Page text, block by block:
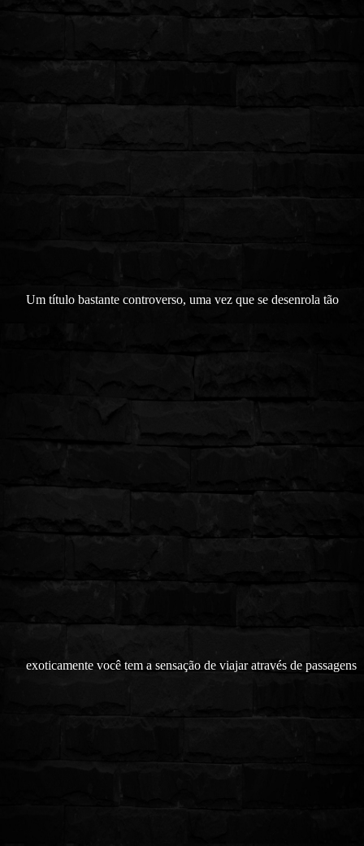
Um título bastante controverso, uma vez que se desenrola tão
exoticamente você tem a sensação de viajar através de passagens